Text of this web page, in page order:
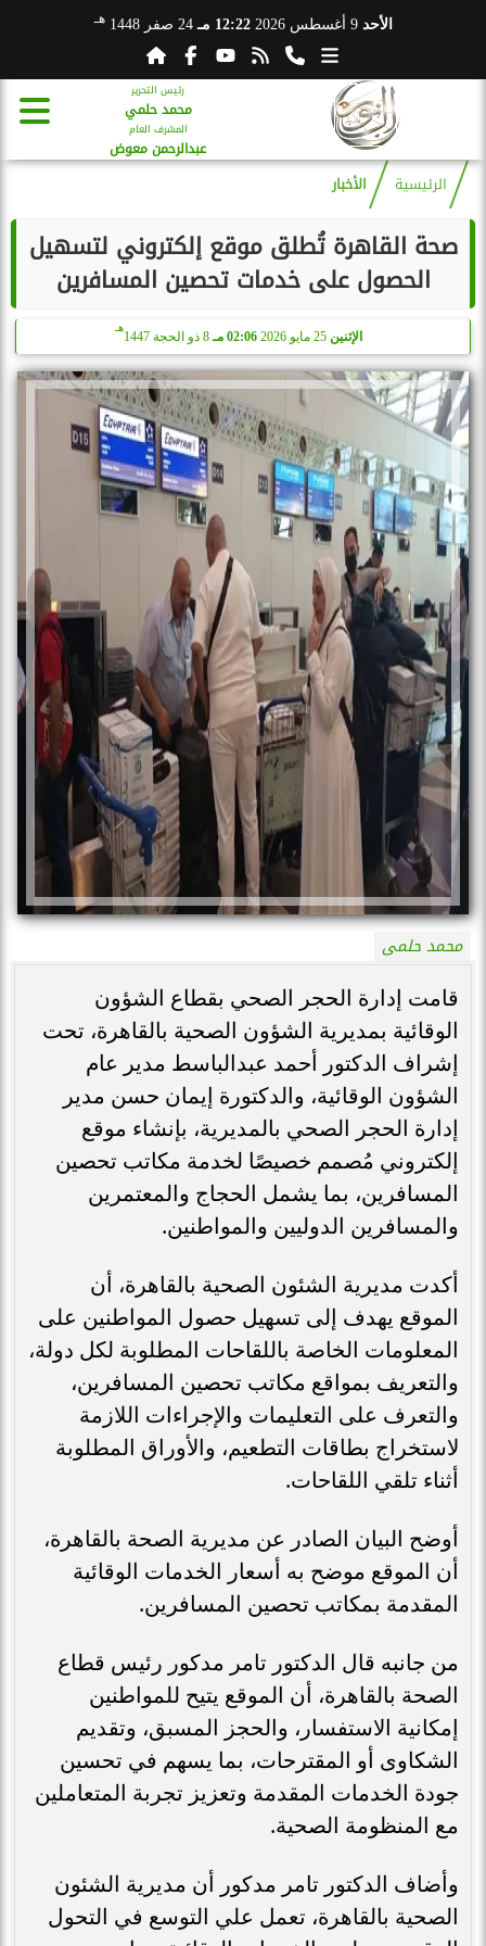
الأحد 9 أغسطس 2026 12:22 مـ 24 صفر 1448 هـ
رئيس التحرير
محمد حلمي
المشرف العام
عبدالرحمن معوض
الرئيسية الأخبار
صحة القاهرة تُطلق موقع إلكتروني لتسهيل
الحصول على خدمات تحصين المسافرين
الإثنين 02:06 مـ 8 ذو الحجة 1447
هـ
محمد حلمى
قامت إدارة الحجر الصحي بقطاع الشؤون
الوقائية بمديرية الشؤون الصحية بالقاهرة، تحت
إشراف الدكتور أحمد عبدالباسط مدير عام
الشؤون الوقائية، والدكتورة إيمان حسن مدير
إدارة الحجر الصحي بالمديرية، بإنشاء موقع
إلكتروني مُصمم خصيصًا لخدمة مكاتب تحصين
المسافرين، بما يشمل الحجاج والمعتمرين
والمسافرين الدوليين والمواطنين.
أكدت مديرية الشئون الصحية بالقاهرة، أن
الموقع يهدف إلى تسهيل حصول المواطنين على
المعلومات الخاصة باللقاحات المطلوبة لكل دولة،
والتعريف بمواقع مكاتب تحصين المسافرين،
والتعرف على التعليمات والإجراءات اللازمة
لاستخراج بطاقات التطعيم، والأوراق المطلوبة
أثناء تلقي اللقاحات.
أوضح البيان الصادر عن مديرية الصحة بالقاهرة،
أن الموقع موضح به أسعار الخدمات الوقائية
المقدمة بمكاتب تحصين المسافرين.
من جانبه قال الدكتور تامر مدكور رئيس قطاع
الصحة بالقاهرة، أن الموقع يتيح للمواطنين
إمكانية الاستفسار، والحجز المسبق، وتقديم
الشكاوى أو المقترحات، بما يسهم في تحسين
جودة الخدمات المقدمة وتعزيز تجربة المتعاملين
مع المنظومة الصحية.
وأضاف الدكتور تامر مدكور أن مديرية الشئون
الصحية بالقاهرة، تعمل علي التوسع في التحول